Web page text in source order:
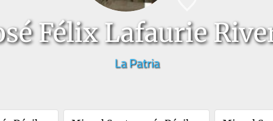
Félix Lafaurie
La Patria